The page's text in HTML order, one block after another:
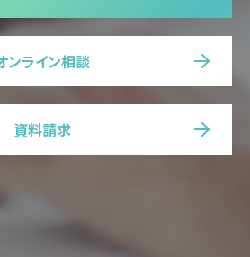
ンライン相談
資料請求